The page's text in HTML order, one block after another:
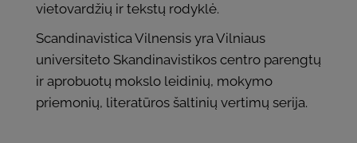
vietovardžių ir tekstų rodyklė.
Scandinavistica Vilnensis yra Vilniaus
universiteto Skandinavistikos centro parengtų
ir aprobuotų mokslo leidinių, mokymo
priemonių, literatūros šaltinių vertimų serija.